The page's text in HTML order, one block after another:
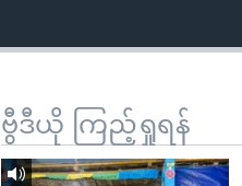
ဗွီဒီယို ကြည့်ရှုရန်